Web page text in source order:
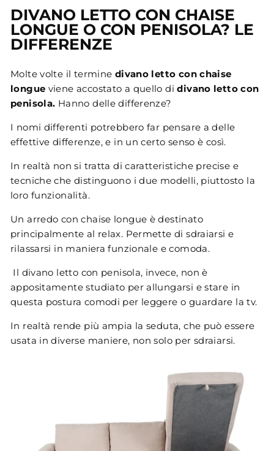
DIVANO LETTO CON CHAISE
LONGUE O CON PENISOLA? LE
DIFFERENZE
Molte volte il termine divano letto con chaise
longue viene accostato a quello didivano letto con
penisola. Hanno delle differenze?
I nomi differenti potrebbero far pensare a delle
effettive differenze, e in un certo senso è così.
In realtà non si tratta di caratteristiche precise e
tecniche che distinguono i due modelli, piuttosto la
loro funzionalità.
Un arredo con chaise longue è destinato
principalmente al relax. Permette di sdraiarsi e
rilassarsi in maniera funzionale e comoda.
Il divano letto con penisola, invece, non è
appositamente studiato per allungarsi e stare in
questa postura comodi per leggere o guardare la tv.
In realtà rende più ampia la seduta, che può essere
usata in diverse maniere, non solo per sdraiarsi.